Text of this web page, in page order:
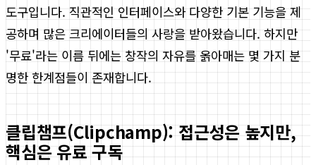
도구입니다. 직관적인 인터페이스와 다양한 기본 기능을 제
공하며 많은 크리에이터들의 사랑을 받아왔습니다. 하지만
'무료'라는 이름 뒤에는 창작의 자유를 옭아매는 몇 가지 분
명한 한계점들이 존재합니다.
클립챔프(Clipchamp): 접근성은 높지만,
핵심은 유료 구독